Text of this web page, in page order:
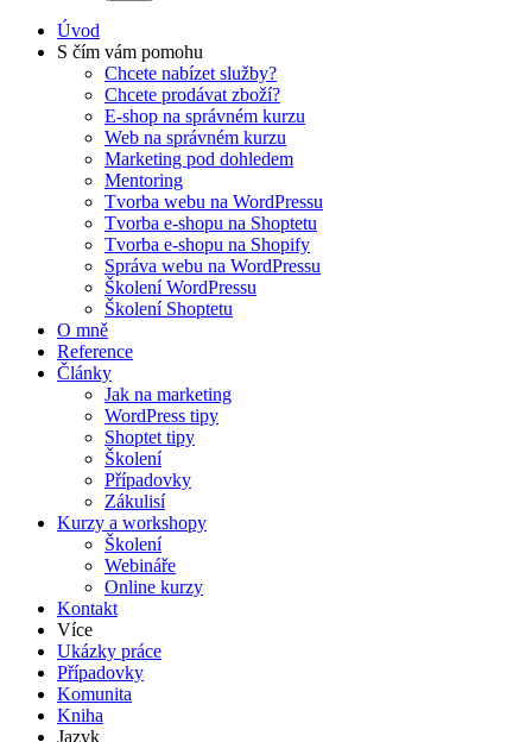
Úvod
S čím vám pomohu
Chcete nabízet služby?
Chcete prodávat zboží?
E-shop na správném kurzu
Web na správném kurzu
Marketing pod dohledem
Mentoring
Tvorba webu na WordPressu
Tvorba e-shopu na Shoptetu
Tvorba e-shopu na Shopify
Správa webu na WordPressu
Školení WordPressu
Školení Shoptetu
O mně
Reference
Články
Jak na marketing
WordPress tipy
Shoptet tipy
Školení
Případovky
Zákulisí
Kurzy a workshopy
Školení
Webináře
Online kurzy
Kontakt
Více
Ukázky práce
Případovky
Komunita
Kniha
Jazyk